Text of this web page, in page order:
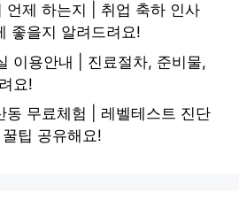
언제 하는지 | 취업 축하 인사
좋을지 알려드려요!
이용안내 | 진료절차, 준비물,
요!
동 무료체험 | 레벨테스트 진단
팁 공유해요!